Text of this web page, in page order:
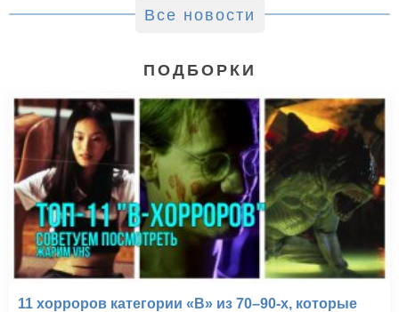
Все новости
ПОДБОРКИ
11 хорроров категории «B» из 70–90-х, которые